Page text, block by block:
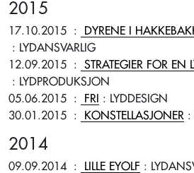
2015
17.10.2015 :
DYRENE I
: LYDANSVARLIG
12.09.2015 :
STRATEGIER FOR EN
: LYDPRODUKSJON
05.06.2015 : FRI
: LYDDESIGN
30.01.2015 : KONSTELLASJONER :
2014
09.09.2014 : LILLE EYOLF :